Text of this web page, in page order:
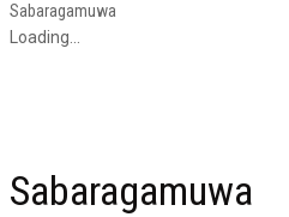
Sabaragamuwa
Loading...
Sabaragamuwa